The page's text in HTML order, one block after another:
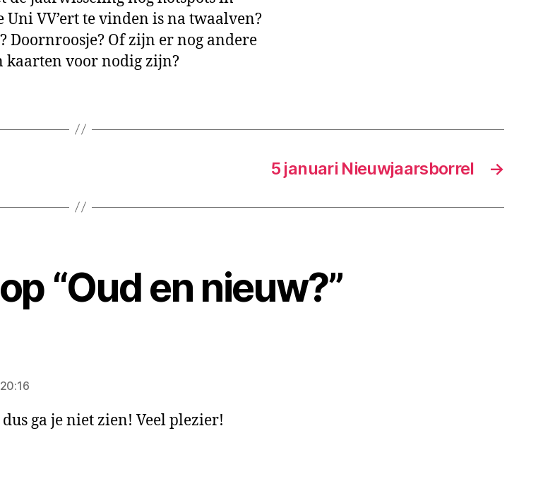
VV’ert te vinden is na twaalven?
Doornroosje? Of zijn er nog andere
kaarten voor nodig zijn?
→
5 januari Nieuwjaarsborrel
“Oud en nieuw?”
ga je niet zien! Veel plezier!